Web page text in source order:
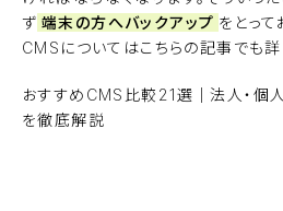
ず 端末の方へバックアップ をとって
CMSについてはこちらの記事でも詳
おすすめCMS比較21選｜法人・個
を徹底解説